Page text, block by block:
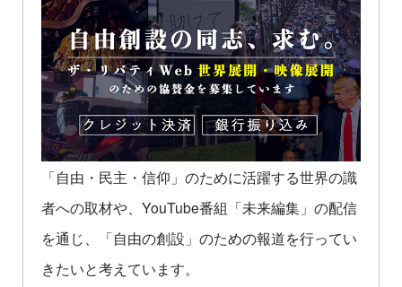
「自由・民主・信仰」のために活躍する世界の識
者への取材や、YouTube番組「未来編集」の配信
を通じ、「自由の創設」のための報道を行ってい
きたいと考えています。